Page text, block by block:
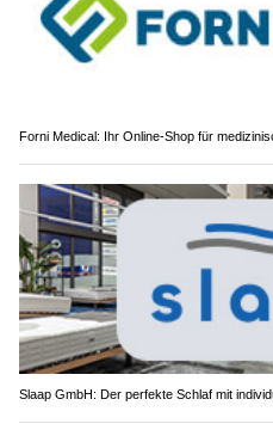
Forni Medical: Ihr Online-Shop für
Slaap GmbH: Der perfekte Schlaf mit